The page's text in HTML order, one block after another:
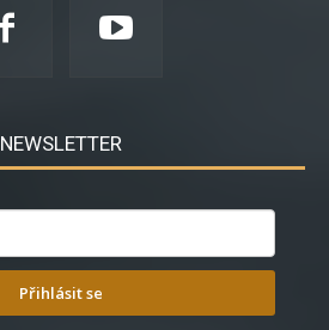
NEWSLETTER
Přihlásit se